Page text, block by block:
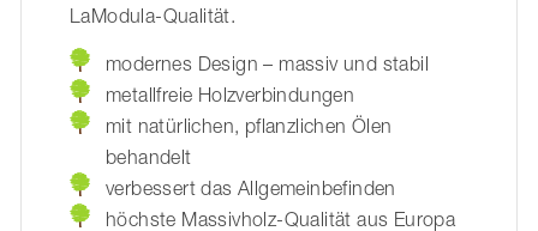
LaModula-Qualität.
modernes Design – massiv und stabil
metallfreie Holzverbindungen
mit natürlichen, pflanzlichen Ölen
behandelt
verbessert das Allgemeinbefinden
höchste Massivholz-Qualität aus Europa